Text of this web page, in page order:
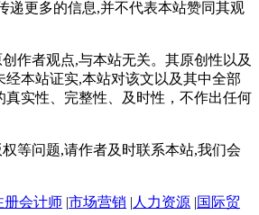
递更多的信息,并不代表本站赞同其观
作者观点,与本站无关。其原创性以及
经本站证实,本站对该文以及其中全部
真实性、完整性、及时性，不作出任何
等问题,请作者及时联系本站,我们会
册会计师 |市场营销 | 人力资源 |国际贸